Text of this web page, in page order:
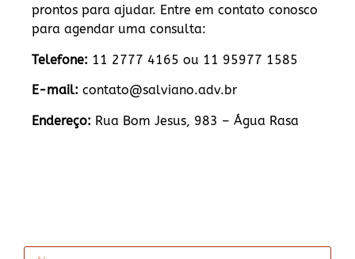
prontos para ajudar. Entre em contato conosco
para agendar uma consulta:
Telefone: 11 2777 4165 ou 11 95977 1585
E-mail: contato@salviano.adv.br
Endereço: Rua Bom Jesus, 983 – Água Rasa